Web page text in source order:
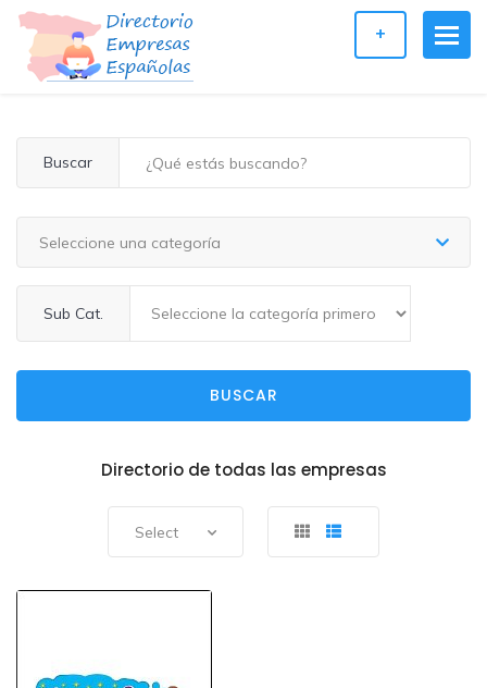
+
Buscar
Seleccione una categoría
Sub Cat.
BUSCAR
Directorio de todas las empresas
Select